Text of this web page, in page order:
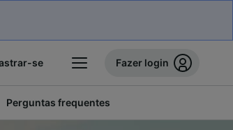
se Fazer login
Perguntas frequentes